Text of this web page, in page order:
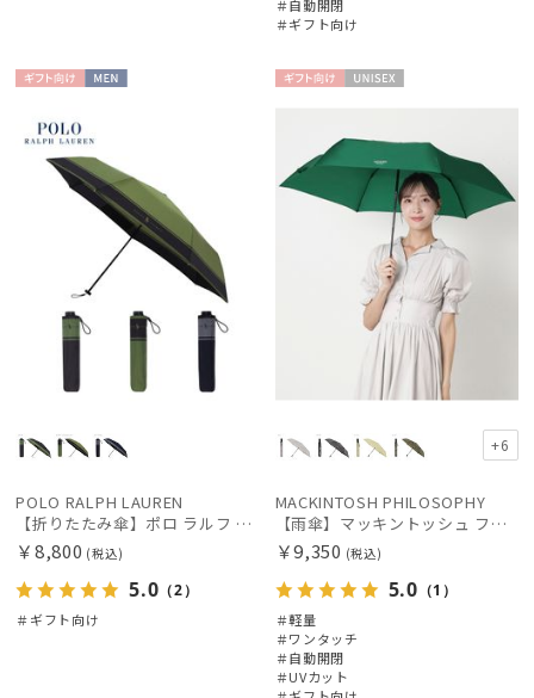
＃自動開閉
＃ギフト向け
向け
POLO RALPH LAUREN
【折りたたみ傘】ポロ ラルフ ローレン (POLO RALPH LAUREN) バイカラー
￥8,800 (税込)
5.0 （2）
＃ギフト向け
+6
MACKINTOSH PHILOSOPHY
【雨傘】マッキントッシュ フィロソフィー (MACKINTOSH PHILOSOPHY) Birbrella AUTO-JUMP バーブレラ 自動開閉 折りたたみ
￥9,350 (税込)
5.0 （1）
＃軽量
＃ワンタッチ
＃自動開閉
＃UVカット